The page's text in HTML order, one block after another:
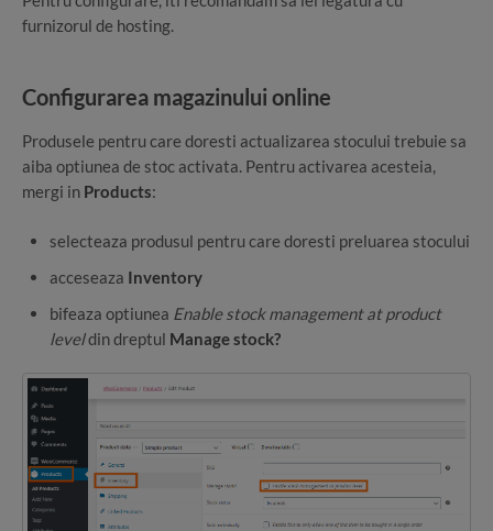
furnizorul de hosting.
Configurarea magazinului online
Produsele pentru care doresti actualizarea stocului trebuie sa
aiba optiunea de stoc activata. Pentru activarea acesteia,
mergi in Products:
selecteaza produsul pentru care doresti preluarea stocului
acceseaza Inventory
bifeaza optiunea Enable stock management at product
leveldin dreptul Manage stock?